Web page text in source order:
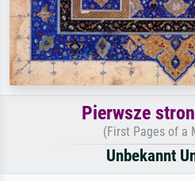
Pierwsze
(First Pages of a
Unbekannt